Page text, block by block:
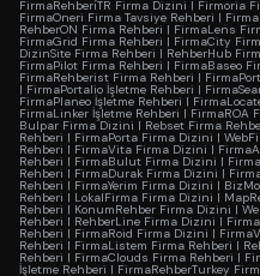
FirmaRehberiTR Firma Dizini | Firmoria
FirmaOneri Firma Tavsiye Rehberi |
RehberON Firma Rehberi | FirmaLens
FirmaGrid Firma Rehberi | FirmaCity
DizinSite Firma Rehberi | RehberHub
FirmaPilot Firma Rehberi | FirmaBaseo
FirmaRehberist Firma Rehberi |
| FirmaPortalio İşletme Rehberi |
FirmaPlaneo İşletme Rehberi |
FirmaLinker İşletme Rehberi | FirmaROA
Bulpar Firma Dizini | Rebset Firma
Rehberi | FirmaPorta Firma Dizini |
Rehberi | FirmaVita Firma Dizini |
Rehberi | FirmaBulut Firma Dizini |
Rehberi | FirmaDurak Firma Dizini |
Rehberi | FirmaYerim Firma Dizini |
Rehberi | LokalFirma Firma Dizini |
Rehberi | KonumRehber Firma Dizini |
Rehberi | RehberLine Firma Dizini |
Rehberi | FirmaRoid Firma Dizini |
Rehberi | FirmaListem Firma Rehberi |
Rehberi | FirmaClouds Firma Rehberi |
İşletme Rehberi | FirmaRehberTurkey